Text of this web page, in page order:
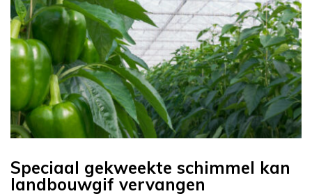
Speciaal gekweekte schimmel kan
landbouwgif vervangen